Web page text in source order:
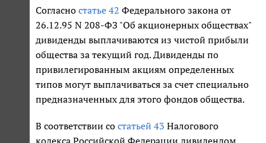
Согласно статье 42 Федерального закона от
26.12.95 N 208-ФЗ "Об акционерных обществах"
дивиденды выплачиваются из чистой прибыли
общества за текущий год. Дивиденды по
привилегированным акциям определенных
типов могут выплачиваться за счет специально
предназначенных для этого фондов общества.
В соответствии со статьей 43 Налогового
кодекса Российской Федерации дивидендом